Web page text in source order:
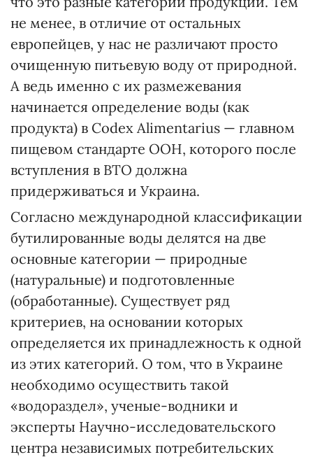
не менее, в отличие от остальных
европейцев, у нас не различают просто
очищенную питье­вую воду от природной.
А ведь именно с их размежевания
начинается определение воды (как
продукта) в Codex Alimentarius — главном
пищевом стандарте ООН, которого после
вступления в ВТО должна
придерживаться и Украина.
Согласно международной классификации
бутилированные воды делятся на две
основные категории — природные
(натуральные) и подготовленные
(обработанные). Существует ряд
критериев, на основании которых
определяется их принадлежность к одной
из этих категорий. О том, что в Украине
необходимо осуществить такой
«водораздел», ученые-водники и
эксперты На­учно-исследовательского
центра независимых потребительских